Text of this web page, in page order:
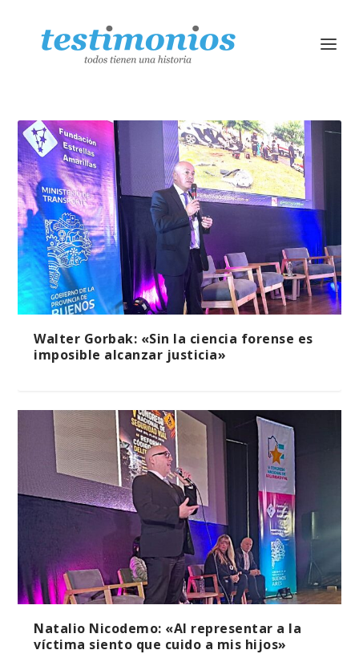
Walter Gorbak: «Sin la ciencia forense es
imposible alcanzar justicia»
Natalio Nicodemo: «Al representar a la
víctima siento que cuido a mis hijos»